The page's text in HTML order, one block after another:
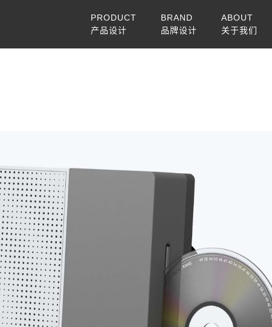
PRODUCT
产品设计
BRAND
品牌设计
ABOUT
关于我们